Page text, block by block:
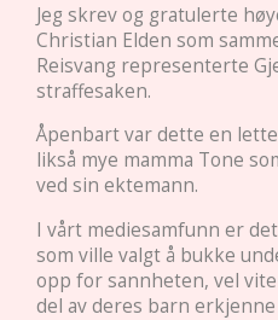
Jeg skrev og gratulerte
Christian Elden som
Reisvang representerte
straffesaken.
Åpenbart var dette en
likså mye mamma Tone
ved sin ektemann.
I vårt mediesamfunn er
som ville valgt å bukke
opp for sannheten, vel
del av deres barn